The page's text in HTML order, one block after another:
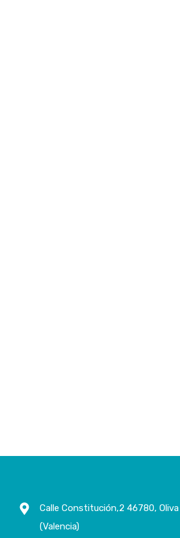
Calle Constitución,2 46780, Oliva
(Valencia)